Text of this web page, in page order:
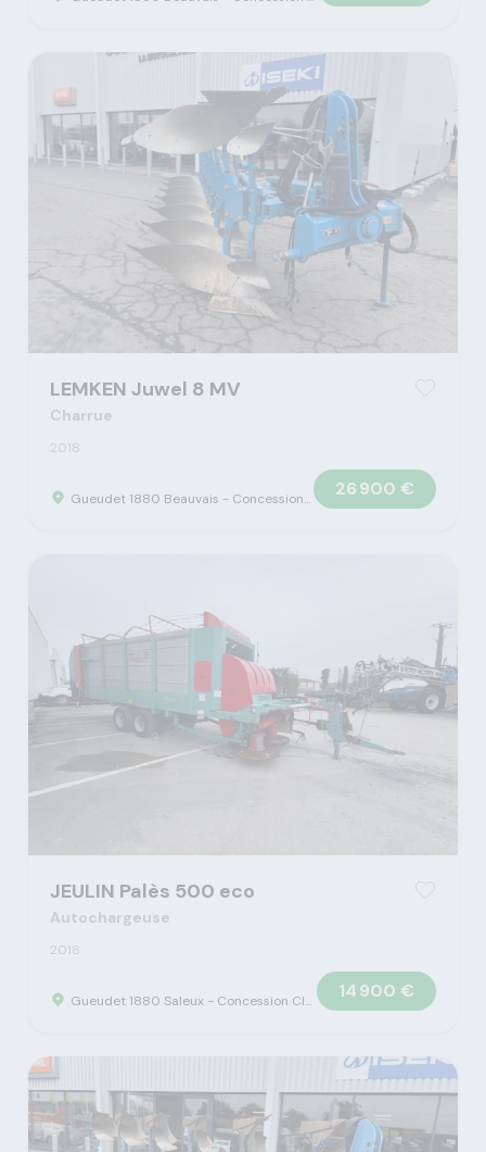
LEMKEN Juwel 8 MV
Charrue
2018
Gueudet 1880 Beauvais - Concession Claas 26 900 €
JEULIN Palès 500 eco
Autochargeuse
2018
Gueudet 1880 Saleux - Concession Claas 14 900 €